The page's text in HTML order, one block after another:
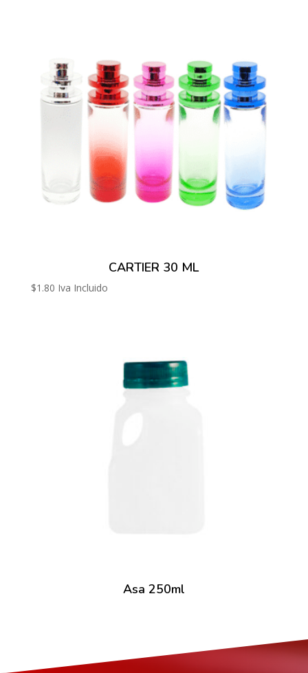
CARTIER 30 ML
$1.80 Iva Incluido
Asa 250ml